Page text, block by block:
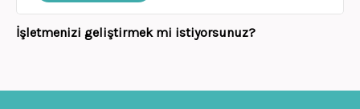
İşletmenizi geliştirmek mi istiyorsunuz?